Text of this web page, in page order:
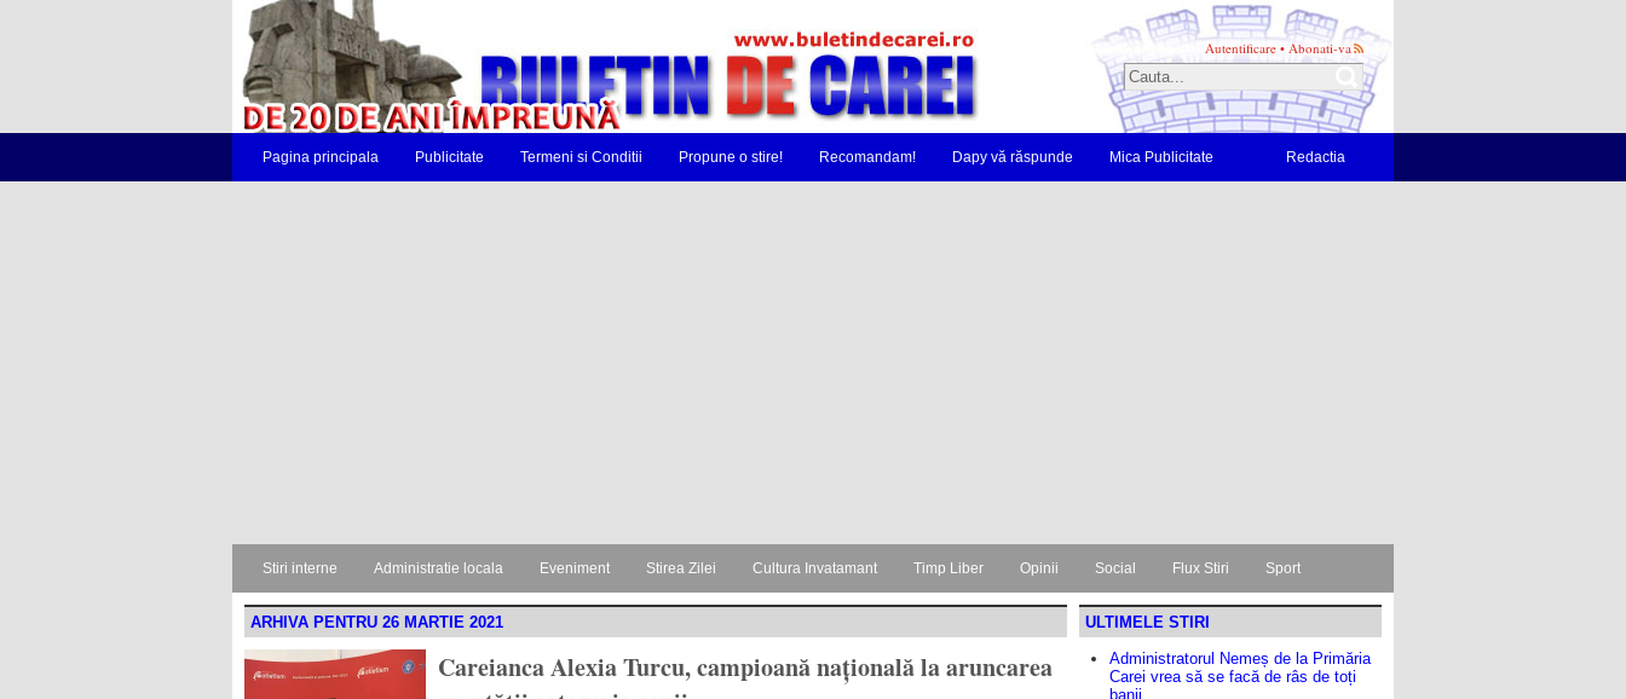
Autentificare • Abonati-va
Pagina principala Publicitate Termeni si Conditii Propune o stire! Recomandam! Dapy vă răspunde Mica Publicitate Redactia
Stiri interne Administratie locala Eveniment Stirea Zilei Cultura Invatamant Timp Liber Opinii Social Flux Stiri Sport
ARHIVA PENTRU 26 MARTIE 2021
Careianca Alexia Turcu, campioană națională la aruncarea
ULTIMELE STIRI
Administratorul Nemeș de la Primăria
Carei vrea să se facă de râs de toți
banii